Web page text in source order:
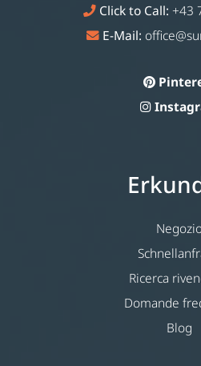
Click to Call: +43
E-Mail:
Ricerca
Domande
Blog